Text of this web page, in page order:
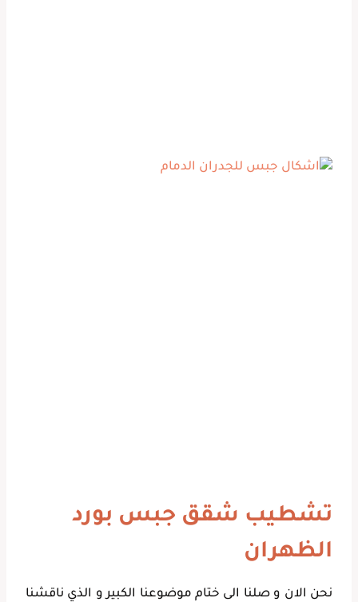
تشطيب شقق جبس بورد
الظهران
نحن الان و صلنا الى ختام موضوعنا الكبير و الذي ناقشنا